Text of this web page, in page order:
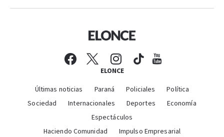
ELONCE
Últimas noticias Paraná Policiales
Política
Sociedad
Internacionales Deportes
Economía
Espectáculos
Haciendo Comunidad
Impulso Empresarial